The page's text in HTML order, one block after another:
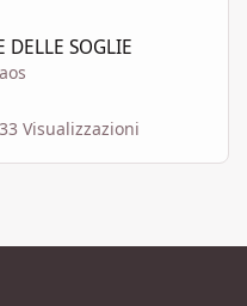
DELLE SOGLIE
Visualizzazioni